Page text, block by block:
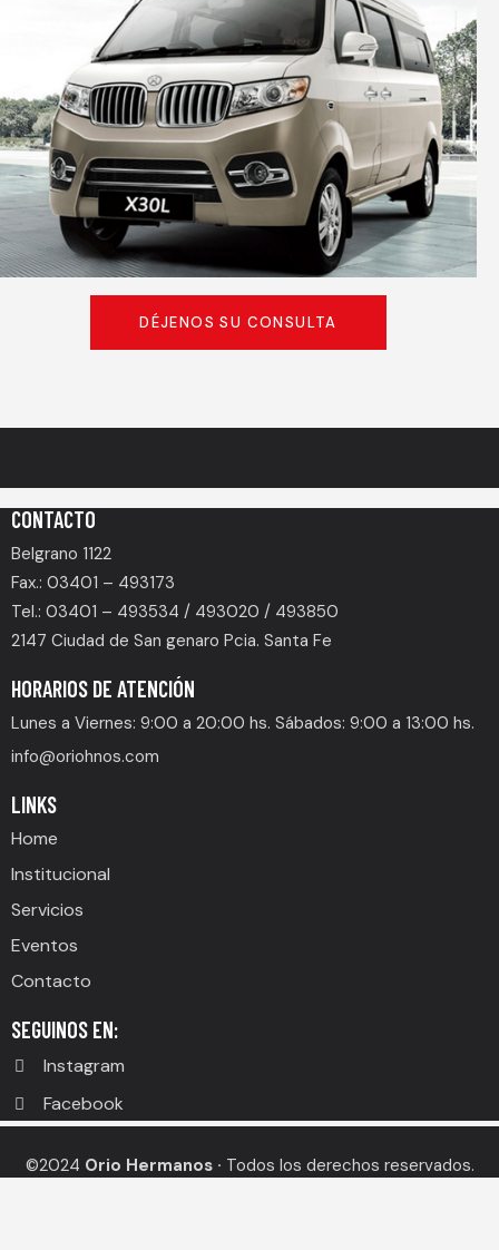
DÉJENOS SU CONSULTA
CONTACTO
Belgrano 1122
Fax.: 03401 – 493173
Tel.: 03401 – 493534 / 493020 / 493850
2147 Ciudad de San genaro Pcia. Santa Fe
HORARIOS DE ATENCIÓN
Lunes a Viernes: 9:00 a 20:00 hs. Sábados: 9:00 a 13:00 hs.
info@oriohnos.com
LINKS
Home
Institucional
Servicios
Eventos
Contacto
SEGUINOS EN:
Instagram
Facebook
©2024 Orio Hermanos · Todos los derechos reservados.